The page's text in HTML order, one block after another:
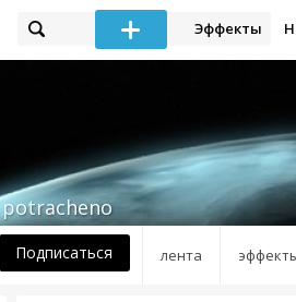
Эффекты
лента
potracheno
Подписаться